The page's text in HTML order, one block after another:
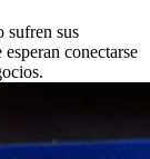
sufren sus
conectarse